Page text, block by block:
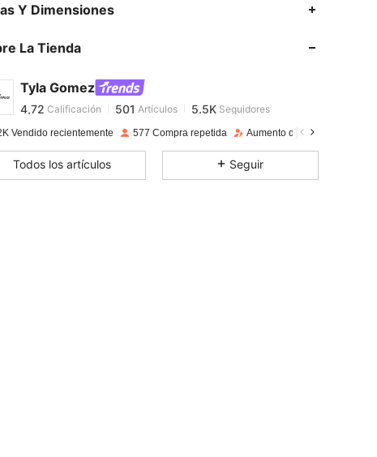
in, Forma del cuerpo: Reloj de arena, Color: Azul lavado oscuro, Talla: M
Y Dimensiones
La Tienda
Tyla Gomez
4,72
4,72 Calificación 501Artículos
n***ypagadoHace 1 día
Vendido recientemente 577 Compra repetida Aumento de seguidores 26%
Todos los artículos Seguir